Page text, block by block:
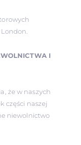
I
że w naszych
części naszej
niewolnictwo